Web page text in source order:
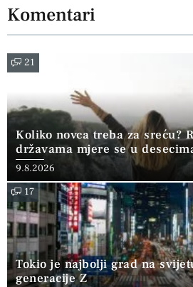
Komentari
21
Koliko novca treba za sreću?
državama mjere se u
9.8.2026
17
Tokio je najbolji grad na
generacije Z